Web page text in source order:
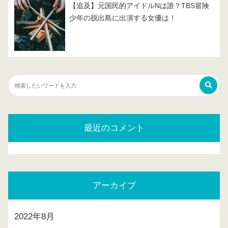
【追及】元国民的アイドルNは誰？TBS冒険
少年の脱出島に出演する女優は！
最近のコメント
アーカイブ
2022年8月